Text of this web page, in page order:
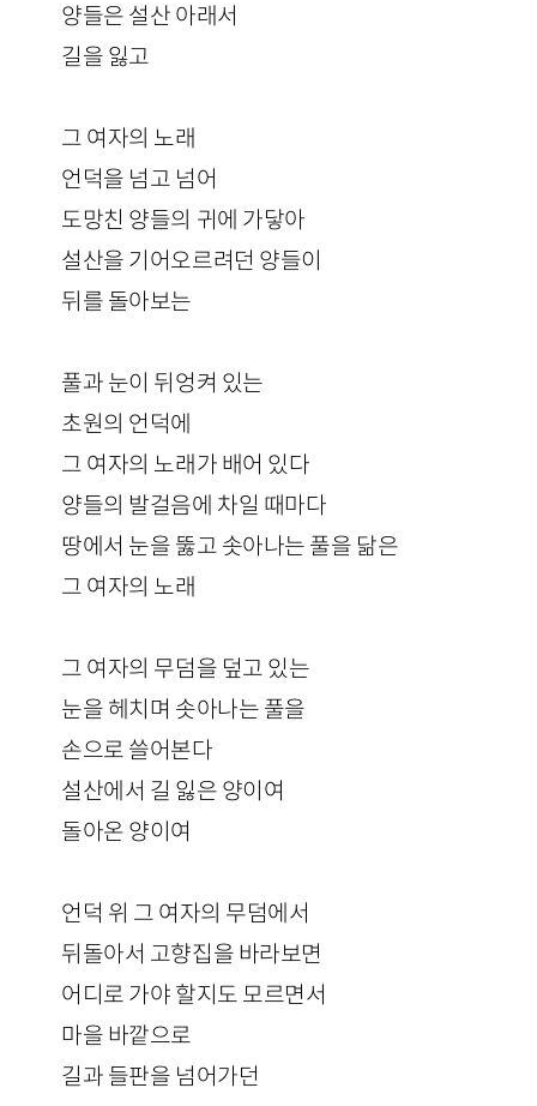
양들은 설산 아래서
길을 잃고
그 여자의 노래
언덕을 넘고 넘어
도망친 양들의 귀에 가닿아
설산을 기어오르려던 양들이
뒤를 돌아보는
풀과 눈이 뒤엉켜 있는
초원의 언덕에
그 여자의 노래가 배어 있다
양들의 발걸음에 차일 때마다
땅에서 눈을 뚫고 솟아나는 풀을 닮은
그 여자의 노래
그 여자의 무덤을 덮고 있는
눈을 헤치며 솟아나는 풀을
손으로 쓸어본다
설산에서 길 잃은 양이여
돌아온 양이여
언덕 위 그 여자의 무덤에서
뒤돌아서 고향집을 바라보면
어디로 가야 할지도 모르면서
마을 바깥으로
길과 들판을 넘어가던